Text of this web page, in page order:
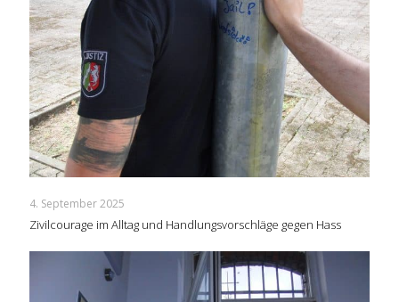
4. September 2025
Zivilcourage im Alltag und Handlungsvorschläge gegen Hass